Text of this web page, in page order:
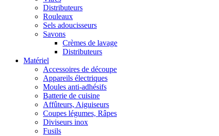
Distributeurs
Rouleaux
Sels adoucisseurs
Savons
Crèmes de lavage
Distributeurs
Matériel
Accessoires de découpe
Appareils électriques
Moules anti-adhésifs
Batterie de cuisine
Affûteurs, Aiguiseurs
Coupes légumes, Râpes
Diviseurs inox
Fusils